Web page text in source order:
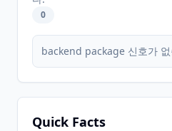
0
backend package 신호가 없
Quick Facts